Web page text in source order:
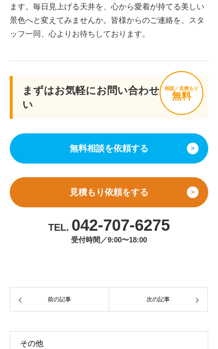
ます。毎日見上げる天井を、心から愛着が持てる美しい
景色へと変えてみませんか。皆様からのご連絡を、スタ
ッフ一同、心よりお待ちしております。
まずはお気軽にお問い合わせくださ
い
相談／見積もり
無料
無料相談を依頼する ＞
見積もり依頼をする ＞
TEL. 042-707-6275
受付時間／9:00〜18:00
前の記事 次の記事
その他